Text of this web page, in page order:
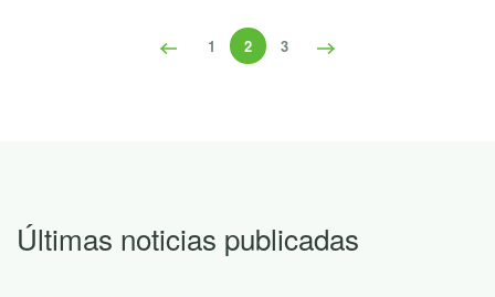
1 2 3
Últimas noticias publicadas